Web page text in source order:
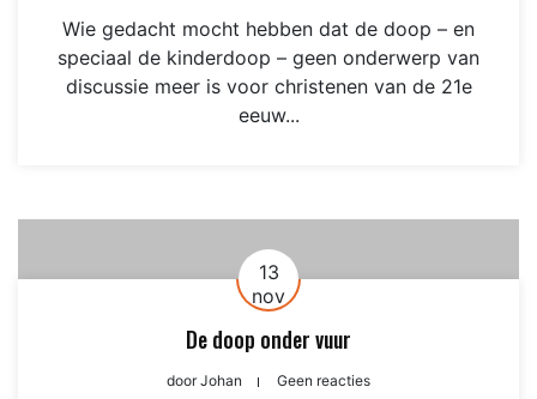
Wie gedacht mocht hebben dat de doop – en
speciaal de kinderdoop – geen onderwerp van
discussie meer is voor christenen van de 21e
eeuw...
13
nov
De doop onder vuur
doorJohan Geen reacties